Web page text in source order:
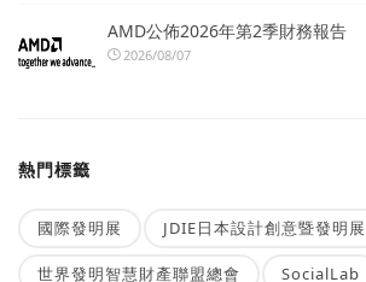
AMD公佈2026年第2季財務報告
2026/08/07
熱門標籤
國際發明展 JDIE日本設計創意暨發明展
世界發明智慧財產聯盟總會 SocialLab